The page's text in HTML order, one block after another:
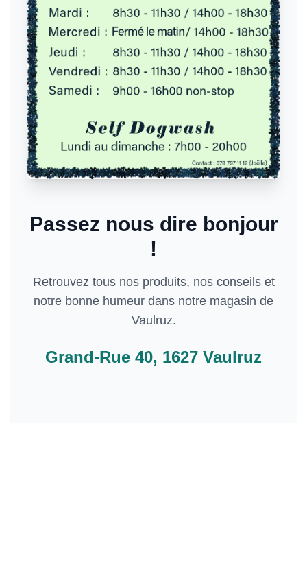
Passez nous dire bonjour
!
Retrouvez tous nos produits, nos conseils et
notre bonne humeur dans notre magasin de
Vaulruz.
Grand-Rue 40, 1627 Vaulruz